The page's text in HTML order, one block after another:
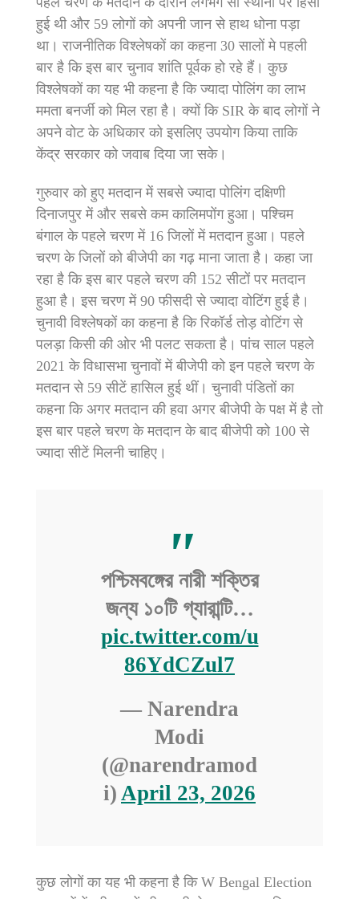
हुई थी और 59 लोगों को अपनी जान से हाथ धोना पड़ा
था। राजनीतिक विश्लेषकों का कहना 30 सालों मे पहली
बार है कि इस बार चुनाव शांति पूर्वक हो रहे हैं। कुछ
विश्लेषकों का यह भी कहना है कि ज्यादा पोलिंग का लाभ
ममता बनर्जी को मिल रहा है। क्यों कि SIR के बाद लोगों ने
अपने वोट के अधिकार को इसलिए उपयोग किया ताकि
केंद्र सरकार को जवाब दिया जा सके।
गुरुवार को हुए मतदान में सबसे ज्यादा पोलिंग दक्षिणी
दिनाजपुर में और सबसे कम कालिमपोंग हुआ। पश्चिम
बंगाल के पहले चरण में 16 जिलों में मतदान हुआ। पहले
चरण के जिलों को बीजेपी का गढ़ माना जाता है। कहा जा
रहा है कि इस बार पहले चरण की 152 सीटों पर मतदान
हुआ है। इस चरण में 90 फीसदी से ज्यादा वोटिंग हुई है।
चुनावी विश्लेषकों का कहना है कि रिकॉर्ड तोड़ वोटिंग से
पलड़ा किसी की ओर भी पलट सकता है। पांच साल पहले
2021 के विधासभा चुनावों में बीजेपी को इन पहले चरण के
मतदान से 59 सीटें हासिल हुई थीं। चुनावी पंडितों का
कहना कि अगर मतदान की हवा अगर बीजेपी के पक्ष में है तो
इस बार पहले चरण के मतदान के बाद बीजेपी को 100 से
ज्यादा सीटें मिलनी चाहिए।
পশ্চিমবঙ্গের নারী শক্তির
জন্য ১০টি গ্যারান্টি…
pic.twitter.com/u
86YdCZul7
— Narendra
Modi
(@narendramod
i) April 23, 2026
कुछ लोगों का यह भी कहना है कि W Bengal Election